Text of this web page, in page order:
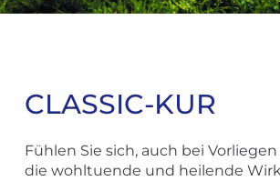
CLASSIC-KUR
Fühlen Sie sich, auch bei
die wohltuende und heilende